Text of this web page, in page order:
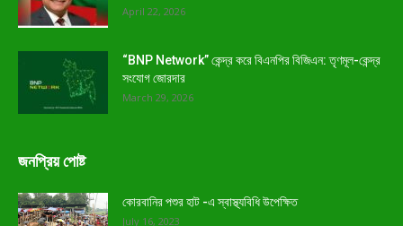
April 22, 2026
“BNP Network” কেন্দ্র করে বিএনপির বিজিএন: তৃণমূল-কেন্দ্র
সংযোগ জোরদার
March 29, 2026
জনপ্রিয় পোষ্ট
কোরবানির পশুর হাট -এ স্বাস্থ্যবিধি উপেক্ষিত
July 16, 2023